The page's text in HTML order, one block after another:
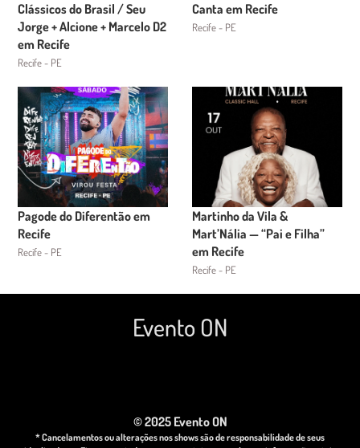
Clássicos do Brasil / Seu
Jorge + Alcione + Marcelo D2
em Recife
Recife - PE
Canta em Recife
Recife - PE
Pagode do Diferentão em
Recife
Recife - PE
Martinho da Vila &
Mart’Nália — “Pai e Filha”
em Recife
Recife - PE
Evento ON
© 2025 Evento ON
* Cancelamentos ou alterações nos shows são de responsabilidade de seus